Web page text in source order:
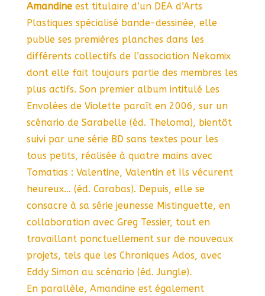
Amandine est titulaire d’un DEA d’Arts
Plastiques spécialisé bande-dessinée, elle
publie ses premières planches dans les
différents collectifs de l’association Nekomix
dont elle fait toujours partie des membres les
plus actifs. Son premier album intitulé Les
Envolées de Violette paraît en 2006, sur un
scénario de Sarabelle (éd. Theloma), bientôt
suivi par une série BD sans textes pour les
tous petits, réalisée à quatre mains avec
Tomatias : Valentine, Valentin et Ils vécurent
heureux… (éd. Carabas). Depuis, elle se
consacre à sa série jeunesse Mistinguette, en
collaboration avec Greg Tessier, tout en
travaillant ponctuellement sur de nouveaux
projets, tels que les Chroniques Ados, avec
Eddy Simon au scénario (éd. Jungle).
En parallèle, Amandine est également